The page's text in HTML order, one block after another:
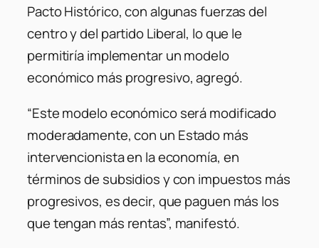
Pacto Histórico, con algunas fuerzas del
centro y del partido Liberal, lo que le
permitiría implementar un modelo
económico más progresivo, agregó.
“Este modelo económico será modificado
moderadamente, con un Estado más
intervencionista en la economía, en
términos de subsidios y con impuestos más
progresivos, es decir, que paguen más los
que tengan más rentas”, manifestó.